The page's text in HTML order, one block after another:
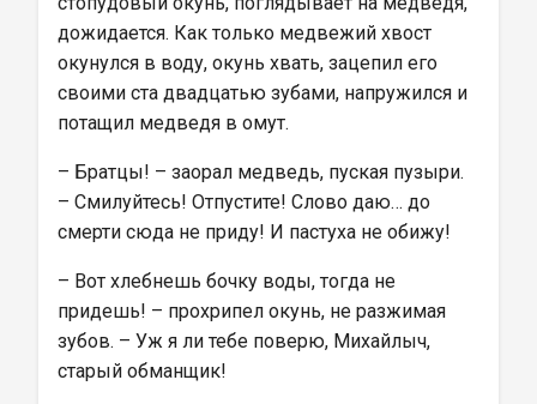
дожидается. Как только медвежий хвост
окунулся в воду, окунь хвать, зацепил его
своими ста двадцатью зубами, напружился и
потащил медведя в омут.
– Братцы! – заорал медведь, пуская пузыри.
– Смилуйтесь! Отпустите! Слово даю… до
смерти сюда не приду! И пастуха не обижу!
– Вот хлебнешь бочку воды, тогда не
придешь! – прохрипел окунь, не разжимая
зубов. – Уж я ли тебе поверю, Михайлыч,
старый обманщик!